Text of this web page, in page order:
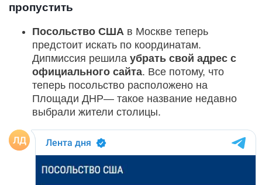
пропустить
Посольство США в Москве теперь
предстоит искать по координатам.
Дипмиссия решила убрать свой адрес с
официального сайта. Все потому, что
теперь посольство расположено на
Площади ДНР— такое название недавно
выбрали жители столицы.